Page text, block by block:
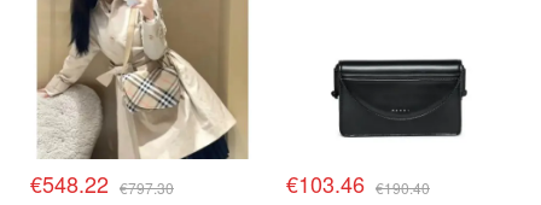
€548.22 €797.30 €103.46 €190.40